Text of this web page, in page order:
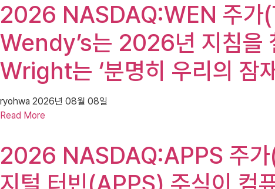
2026 NASDAQ:WEN 주가
Wendy’s는 2026년 지침을
Wright는 ‘분명히 우리의 잠
ryohwa 2026년 08월 08일
Read More
2026 NASDAQ:APPS 주